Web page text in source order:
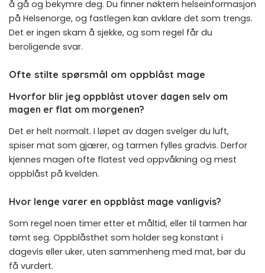
å gå og bekymre deg. Du finner nøktern helseinformasjon
på Helsenorge, og fastlegen kan avklare det som trengs.
Det er ingen skam å sjekke, og som regel får du
beroligende svar.
Ofte stilte spørsmål om oppblåst mage
Hvorfor blir jeg oppblåst utover dagen selv om
magen er flat om morgenen?
Det er helt normalt. I løpet av dagen svelger du luft,
spiser mat som gjærer, og tarmen fylles gradvis. Derfor
kjennes magen ofte flatest ved oppvåkning og mest
oppblåst på kvelden.
Hvor lenge varer en oppblåst mage vanligvis?
Som regel noen timer etter et måltid, eller til tarmen har
tømt seg. Oppblåsthet som holder seg konstant i
dagevis eller uker, uten sammenheng med mat, bør du
få vurdert.